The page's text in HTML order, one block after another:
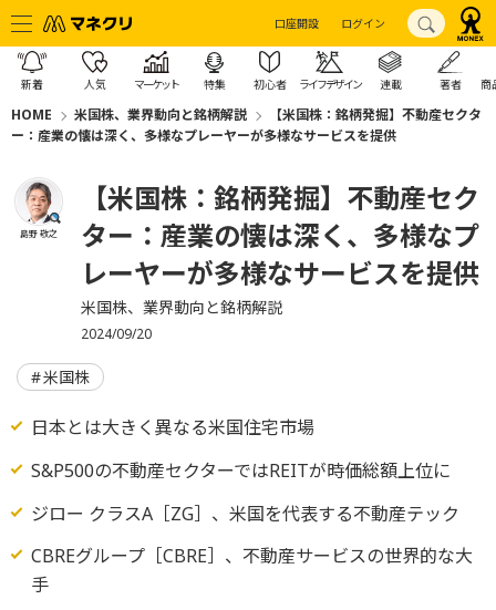
口座開設 ログイン
新着 人気 マーケット 特集 初心者 ライフデザイン 連載 著者 商
HOME 米国株、業界動向と銘柄解説
【米国株：銘柄発掘】不動産セクタ
ー：産業の懐は深く、多様なプレーヤーが多様なサービスを提供
島野 敬之
【米国株：銘柄発掘】不動産セク
ター：産業の懐は深く、多様なプ
レーヤーが多様なサービスを提供
米国株、業界動向と銘柄解説
2024/09/20
米国株
日本とは大きく異なる米国住宅市場
S&P500の不動産セクターではREITが時価総額上位に
ジロー クラスA［ZG］、米国を代表する不動産テック
CBREグループ［CBRE］、不動産サービスの世界的な大
手